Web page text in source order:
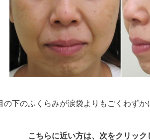
の下のふくらみが涙袋よりもごくわず
こちらに近い方は、次をクリック